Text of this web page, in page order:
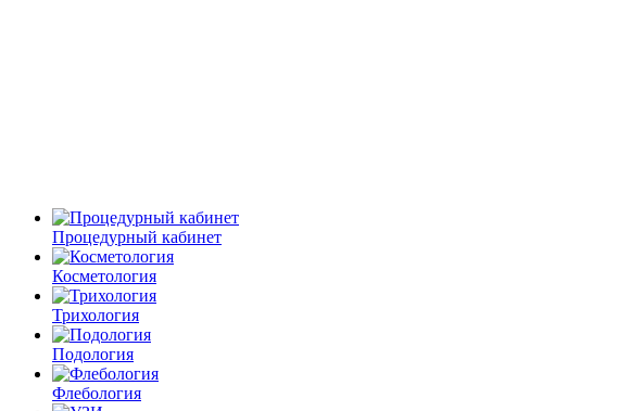
Процедурный кабинет
Косметология
Трихология
Подология
Флебология